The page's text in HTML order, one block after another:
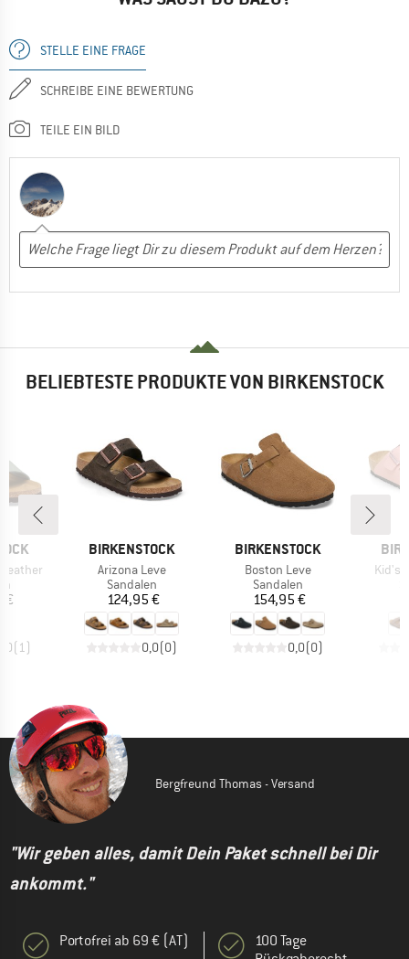
STELLE EINE FRAGE
SCHREIBE EINE BEWERTUNG
TEILE EIN BILD
BELIEBTESTE PRODUKTE VON BIRKENSTOCK
€
(1)
MARKE
BIRKENSTOCK
Artikel
Arizona Leve
Produktgruppe
Sandalen
Preis
124,95 €
0,0(0)
MARKE
BIRKENSTOCK
Artikel
Boston Leve
Produktgruppe
Sandalen
Preis
154,95 €
0,0(0)
Artikel
Kid's
Bergfreund Thomas - Versand
"Wir geben alles, damit Dein Paket schnell bei Dir
ankommt."
Portofrei ab 69 € (AT)
100 Tage